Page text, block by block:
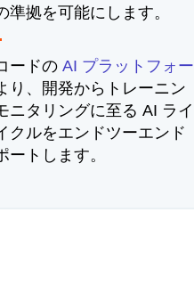
準拠を可能にします。
ードの AI プラットフォー
り、開発からトレーニン
ニタリングに至る AI ライ
クルをエンドツーエンド
ートします。